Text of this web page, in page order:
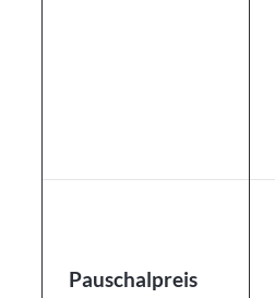
Pauschalpreis